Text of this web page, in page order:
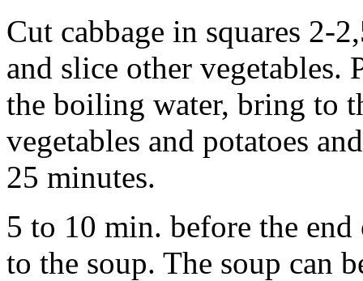
Cut cabbage in squares 2-
and slice other vegetables.
the boiling water, bring to
vegetables and potatoes
25 minutes.
5 to 10 min. before the
to the soup. The soup can